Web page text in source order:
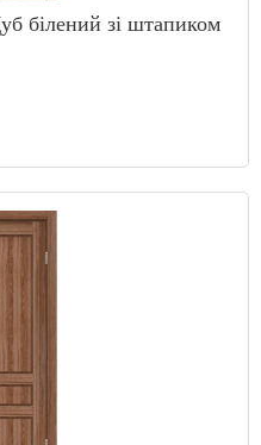
білений зі штапиком